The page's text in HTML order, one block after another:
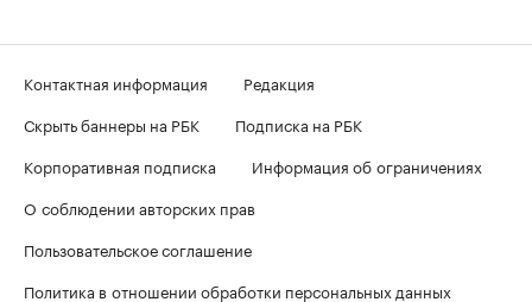
Контактная информация
Редакция
Скрыть баннеры на РБК
Подписка на РБК
Корпоративная подписка
Информация об ограничениях
О соблюдении авторских прав
Пользовательское соглашение
Политика в отношении обработки персональных данных